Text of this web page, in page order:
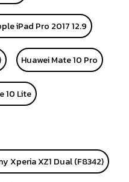
iPad Pro 2017 12.9
Huawei Mate 10 Pro
10 Lite
Xperia XZ1 Dual (F8342)